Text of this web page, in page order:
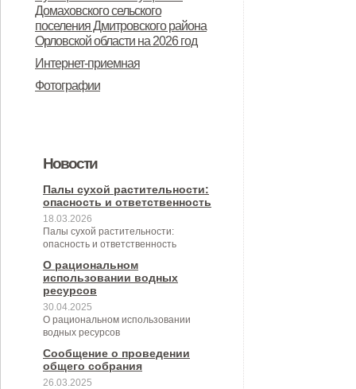
предназначенного для
предоставления во владение и
(или) пользование на
долгосрочной основе (в том числе
среднего предпринимательства и
организациям, образующим
субъектов малого и среднего
предпринимательства» (с
изменениями от 26.04.2022 № 30/9-
сс)
Дмитровского района Орловской
области в целях осуществления
сельского поселения
Домаховского сельского
поселения Дмитровского района
Орловской области на 2026 год
Интернет-приемная
Фотографии
Новости
Палы сухой растительности:
опасность и ответственность
18.03.2026
Палы сухой растительности:
опасность и ответственность
О рациональном
использовании водных
ресурсов
30.04.2025
О рациональном использовании
водных ресурсов
Сообщение о проведении
общего собрания
26.03.2025